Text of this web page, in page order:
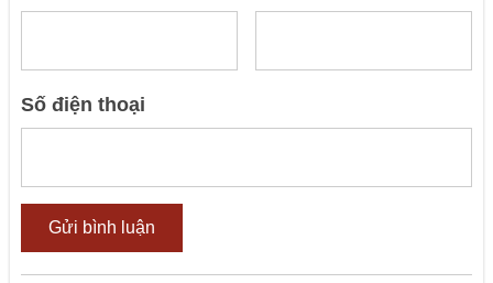
Số điện thoại